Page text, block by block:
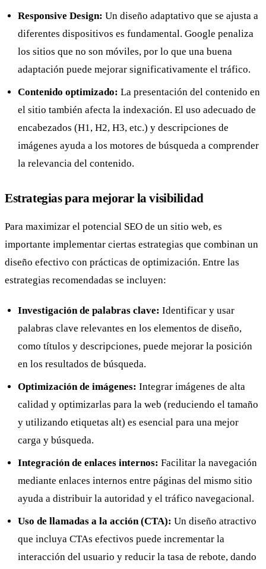
Responsive Design: Un diseño adaptativo que se ajusta a
diferentes dispositivos es fundamental. Google penaliza
los sitios que no son móviles, por lo que una buena
adaptación puede mejorar significativamente el tráfico.
Contenido optimizado: La presentación del contenido en
el sitio también afecta la indexación. El uso adecuado de
encabezados (H1, H2, H3, etc.) y descripciones de
imágenes ayuda a los motores de búsqueda a comprender
la relevancia del contenido.
Estrategias para mejorar la visibilidad
Para maximizar el potencial SEO de un sitio web, es
importante implementar ciertas estrategias que combinan un
diseño efectivo con prácticas de optimización. Entre las
estrategias recomendadas se incluyen:
Investigación de palabras clave: Identificar y usar
palabras clave relevantes en los elementos de diseño,
como títulos y descripciones, puede mejorar la posición
en los resultados de búsqueda.
Optimización de imágenes: Integrar imágenes de alta
calidad y optimizarlas para la web (reduciendo el tamaño
y utilizando etiquetas alt) es esencial para una mejor
carga y búsqueda.
Integración de enlaces internos: Facilitar la navegación
mediante enlaces internos entre páginas del mismo sitio
ayuda a distribuir la autoridad y el tráfico navegacional.
Uso de llamadas a la acción (CTA): Un diseño atractivo
que incluya CTAs efectivos puede incrementar la
interacción del usuario y reducir la tasa de rebote, dando